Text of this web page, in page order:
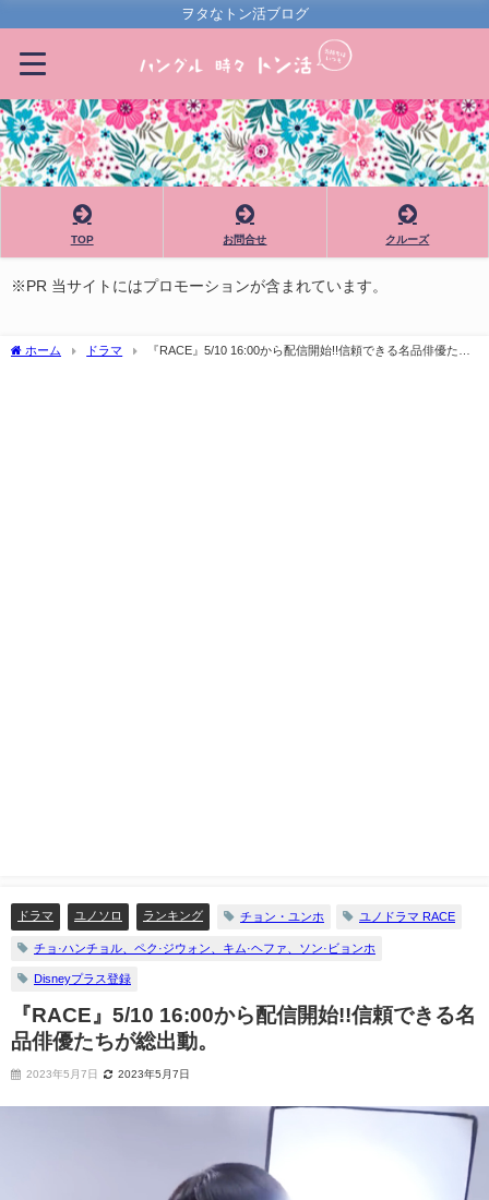
ヲタなトン活ブログ
TOP お問合せ クルーズ
※PR 当サイトにはプロモーションが含まれています。
ホーム ドラマ
『RACE』5/10 16:00から配信開始!!信頼できる名品俳優たち
ドラマ ユノソロ ランキング チョン・ユンホ ユノドラマ RACE
チョ·ハンチョル、ペク·ジウォン、キム·ヘファ、ソン·ビョンホ
Disneyプラス登録
『RACE』5/10 16:00から配信開始!!信頼できる名
品俳優たちが総出動。
2023年5月7日 2023年5月7日